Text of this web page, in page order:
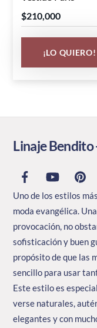
$210,000
¡LO QUIERO!
producto
tiene
variantes.
en
página
de
producto
Linaje Bendito
Uno de los estilos
moda evangélica.
provocación, no
sofisticación y buen
propósito de que las
sencillo para usar
Este estilo es
verse naturales,
elegantes y con